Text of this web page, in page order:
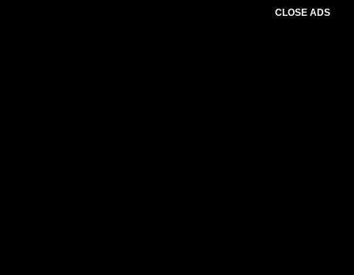
CLOSE ADS